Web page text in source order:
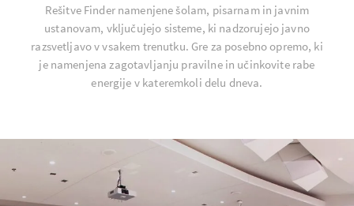
Rešitve Finder namenjene šolam, pisarnam in javnim
ustanovam, vključujejo sisteme, ki nadzorujejo javno
razsvetljavo v vsakem trenutku. Gre za posebno opremo, ki
je namenjena zagotavljanju pravilne in učinkovite rabe
energije v kateremkoli delu dneva.